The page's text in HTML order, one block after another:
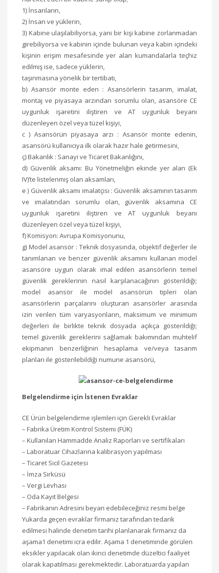
1) İnsanların,
2) İnsan ve yüklerin,
3) Kabine ulaşılabiliyorsa, yani bir kişi kabine zorlanmadan
girebiliyorsa ve kabinin içinde bulunan veya kabin içindeki
kişinin erişim mesafesinde yer alan kumandalarla teçhiz
edilmiş ise, sadece yüklerin,
taşınmasına yönelik bir tertibatı,
b) Asansör monte eden : Asansörlerin tasarım, imalat,
montaj ve piyasaya arzından sorumlu olan, asansöre CE
uygunluk işaretini iliştiren ve AT uygunluk beyanı
düzenleyen özel veya tüzel kişiyi,
c ) Asansörün piyasaya arzı : Asansör monte edenin,
asansörü kullanıcıya ilk olarak hazır hale getirmesini,
ç) Bakanlık : Sanayi ve Ticaret Bakanlığını,
d) Güvenlik aksamı: Bu Yönetmeliğin ekinde yer alan (Ek
IV)’te listelenmiş olan aksamları,
e ) Güvenlik aksamı imalatçısı : Güvenlik aksamının tasarım
ve imalatından sorumlu olan, güvenlik aksamına CE
uygunluk işaretini iliştiren ve AT uygunluk beyanı
düzenleyen özel veya tüzel kişiyi,
f) Komisyon: Avrupa Komisyonunu,
g) Model asansör : Teknik dosyasında, objektif değerler ile
tanımlanan ve benzer güvenlik aksamını kullanan model
asansöre uygun olarak imal edilen asansörlerin temel
güvenlik gereklerinin nasıl karşılanacağının gösterildiği;
model asansör ile model asansörün tipleri olan
asansörlerin parçalarını oluşturan asansörler arasında
izin verilen tüm varyasyonların, maksimum ve minimum
değerleri ile birlikte teknik dosyada açıkça gösterildiği;
temel güvenlik gereklerini sağlamak bakımından muhtelif
ekipmanın benzerliğinin hesaplama ve/veya tasarım
planları ile gösterilebildiği numune asansörü,
Belgelendirme için İstenen Evraklar
CE Ürün belgelendirme işlemleri için Gerekli Evraklar
– Fabrika Üretim Kontrol Sistemi (FÜK)
– Kullanılan Hammadde Analiz Raporları ve sertifikaları
– Laboratuar Cihazlarına kalibrasyon yapılması
– Ticaret Sicil Gazetesi
– İmza Sirküsü
– Vergi Levhası
– Oda Kayıt Belgesi
– Fabrikanın Adresini beyan edebileceğiniz resmi belge
Yukarda geçen evraklar firmanız tarafından tedarik
edilmesi halinde denetim tarihi planlanarak firmanız da
aşama1 denetimi icra edilir. Aşama 1 denetiminde görülen
eksikler yapılacak olan ikinci denetimde düzeltici faaliyet
olarak kapatılması gerekmektedir. Laboratuarda yapılan